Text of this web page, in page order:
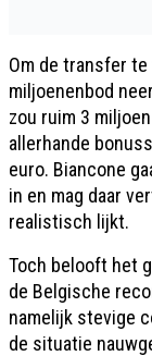
Om de transfer
miljoenenbod
zou ruim 3
allerhande
euro. Biancone
in en mag daar
realistisch lijkt.
Toch belooft het
de Belgische
namelijk stevige
de situatie